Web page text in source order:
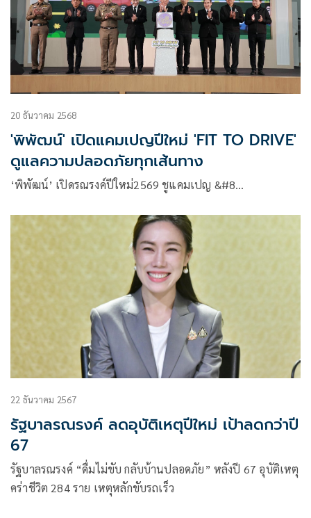
20 ธันวาคม 2568
'พิพัฒน์' เปิดแคมเปญปีใหม่ 'FIT TO DRIVE'
ดูแลความปลอดภัยทุกเส้นทาง
‘พิพัฒน์’ เปิดรณรงค์ปีใหม่2569 ชูแคมเปญ &#8…
22 ธันวาคม 2567
รัฐบาลรณรงค์ ลดอุบัติเหตุปีใหม่ เป้าลดกว่าปี
67
รัฐบาลรณรงค์ “ดื่มไม่ขับ กลับบ้านปลอดภัย” หลังปี 67 อุบัติเหตุ
คร่าชีวิต 284 ราย เหตุหลักขับรถเร็ว